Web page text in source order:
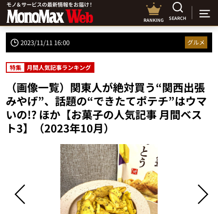
RANKING SEARCH
2023/11/11 16:00 グルメ
特集 月間人気記事ランキング
（画像一覧）関東人が絶対買う“関西出張
みやげ”、話題の“できたてポテチ”はウマ
いの!? ほか【お菓子の人気記事 月間ベス
ト3】（2023年10月）